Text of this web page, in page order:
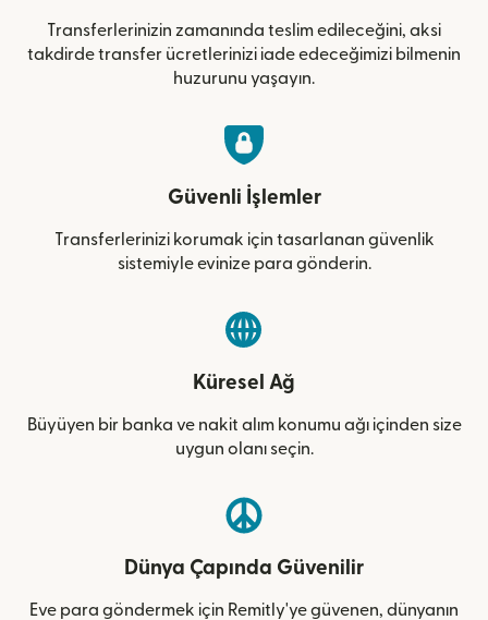
Transferlerinizin zamanında teslim edileceğini, aksi
takdirde transfer ücretlerinizi iade edeceğimizi bilmenin
huzurunu yaşayın.
Güvenli İşlemler
Transferlerinizi korumak için tasarlanan güvenlik
sistemiyle evinize para gönderin.
Küresel Ağ
Büyüyen bir banka ve nakit alım konumu ağı içinden size
uygun olanı seçin.
Dünya Çapında Güvenilir
Eve para göndermek için Remitly'ye güvenen, dünyanın